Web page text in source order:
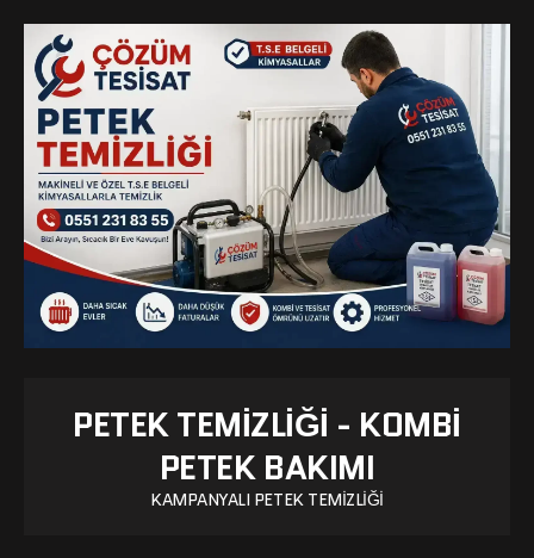
PETEK TEMIZLIĞI - KOMBI
PETEK BAKIMI
KAMPANYALI PETEK TEMIZLIĞI